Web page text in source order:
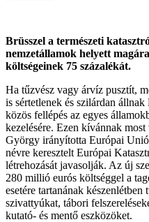
Brüsszel a természeti
nemzetállamok helyett
költségeinek 75 százalékát.
Ha tűzvész vagy árvíz pusztít,
is sértetlenek és szilárdan
közös fellépés az egyes
kezelésére. Ezen kívánnak
György irányította Európai
névre keresztelt Európai
létrehozását javasolják. Az új
280 millió eurós költséggel a
esetére tartanának
szivattyúkat, tábori
kutató- és mentő eszközöket.